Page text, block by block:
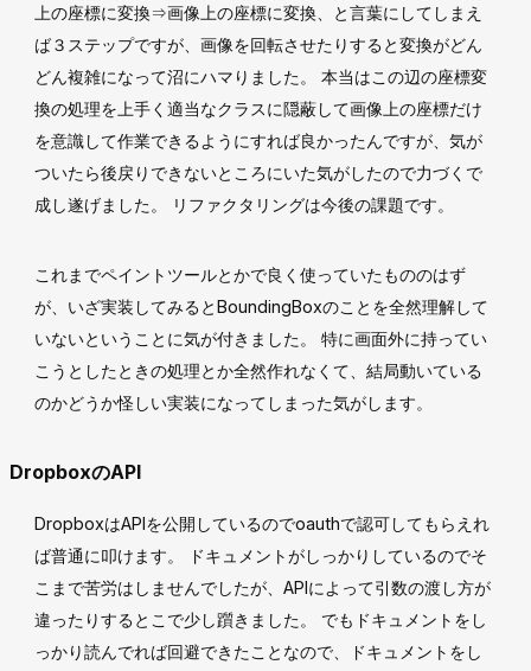
上の座標に変換⇒画像上の座標に変換、と言葉にしてしまえ
ば３ステップですが、画像を回転させたりすると変換がどん
どん複雑になって沼にハマりました。 本当はこの辺の座標変
換の処理を上手く適当なクラスに隠蔽して画像上の座標だけ
を意識して作業できるようにすれば良かったんですが、気が
ついたら後戻りできないところにいた気がしたので力づくで
成し遂げました。 リファクタリングは今後の課題です。
これまでペイントツールとかで良く使っていたもののはず
が、いざ実装してみるとBoundingBoxのことを全然理解して
いないということに気が付きました。 特に画面外に持ってい
こうとしたときの処理とか全然作れなくて、結局動いている
のかどうか怪しい実装になってしまった気がします。
DropboxのAPI
DropboxはAPIを公開しているのでoauthで認可してもらえれ
ば普通に叩けます。 ドキュメントがしっかりしているのでそ
こまで苦労はしませんでしたが、APIによって引数の渡し方が
違ったりするとこで少し躓きました。 でもドキュメントをし
っかり読んでれば回避できたことなので、ドキュメントをし